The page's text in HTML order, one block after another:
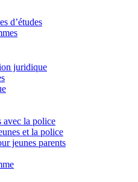
d’études
juridique
avec la police
et la police
jeunes parents